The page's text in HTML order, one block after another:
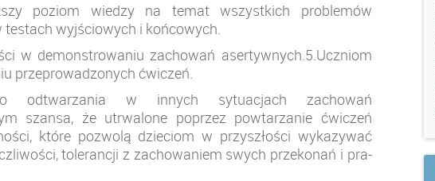
poziom wiedzy na temat wszystkich problemów
wyjściowych i końcowych.
w demonstrowaniu zachowań asertywnych.5.Uczniom
przeprowadzonych ćwiczeń.
odtwarzania w innych sytuacjach zachowań
szansa, że utrwalone poprzez powtarzanie ćwiczeń
które pozwolą dzieciom w przyszłości wykazywać
tolerancji z zachowaniem swych przekonań i pra-